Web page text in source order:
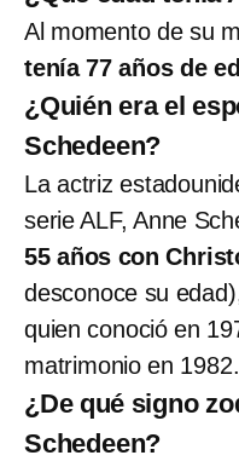
Al momento de su
tenía 77 años de
¿Quién era el
Schedeen?
La actriz
serie ALF, Anne
55 años con
desconoce su
quien conoció en
matrimonio en 1982.
¿De qué signo
Schedeen?